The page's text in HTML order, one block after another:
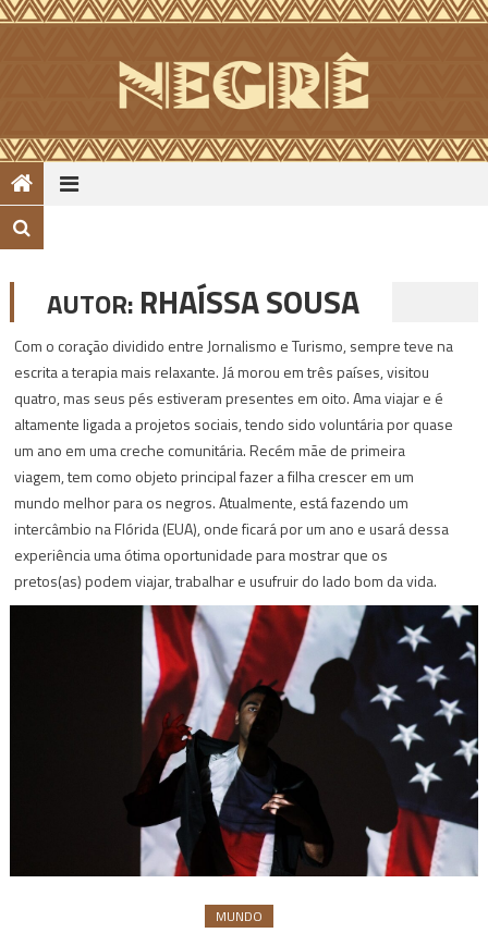
Skip
AUTOR: RHAÍSSA SOUSA
Com o coração dividido entre Jornalismo e Turismo, sempre teve na
escrita a terapia mais relaxante. Já morou em três países, visitou
quatro, mas seus pés estiveram presentes em oito. Ama viajar e é
altamente ligada a projetos sociais, tendo sido voluntária por quase
um ano em uma creche comunitária. Recém mãe de primeira
viagem, tem como objeto principal fazer a filha crescer em um
mundo melhor para os negros. Atualmente, está fazendo um
intercâmbio na Flórida (EUA), onde ficará por um ano e usará dessa
experiência uma ótima oportunidade para mostrar que os
pretos(as) podem viajar, trabalhar e usufruir do lado bom da vida.
MUNDO